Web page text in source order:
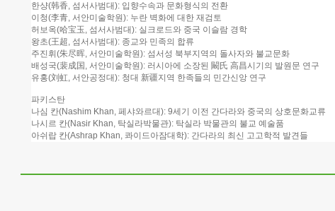
한샹(韩香, 섬서사범대): 입향수속과 문화형식의 전환
이청(李青, 서안미술학원): 누란 벽화에 대한 재검토
허보옥(哈宝玉, 섬서사범대): 실크로드와 중국 이슬람 경학
왕초(王超, 섬서사범대): 종교와 민족의 합류
주진휘(朱尽晖, 서안미술학원): 섬서성 북부지역의 돌사자와 불교문화
배성국(裴成国, 서안미술학원): 러시아에 소장된 闞氏 高昌시기의 발원문 연구
유홍(刘虹, 서안공정대): 청대 新疆지역 한족들의 민간신앙 연구
파키스탄
나심 칸(Nashim Khan, 페샤와르대): 9세기 이전 간다라와 중국의 상호문화교류
나시르 칸(Nasir Khan, 탁실라박물관): 탁실라 박물관의 불교 예술품
아쉬랍 칸(Ashrap Khan, 콰이드아잠대학): 간다라의 최신 고고학적 발견들